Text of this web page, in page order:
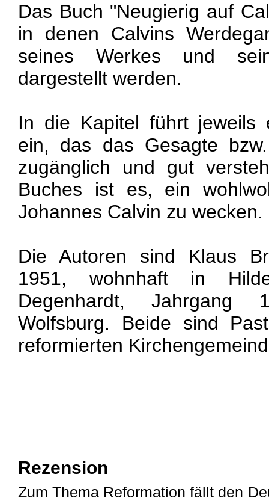
Das Buch "Neugierig auf
in denen Calvins
seines Werkes und
dargestellt werden.
In die Kapitel führt jeweils
ein, das das Gesagte
zugänglich und gut
Buches ist es, ein
Johannes Calvin zu wecken.
Die Autoren sind Klaus
1951, wohnhaft in
Degenhardt, Jahrgang
Wolfsburg. Beide sind
reformierten
Rezension
Zum Thema Reformation fällt den